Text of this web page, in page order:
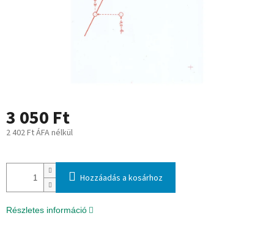
3 050 Ft
2 402 Ft ÁFA nélkül
Hozzáadás a kosárhoz
Részletes információ